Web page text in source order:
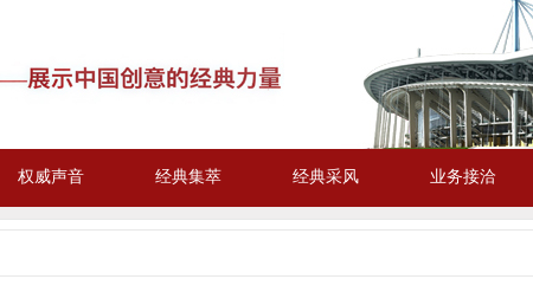
权威声音 经典集萃 经典采风 业务接洽